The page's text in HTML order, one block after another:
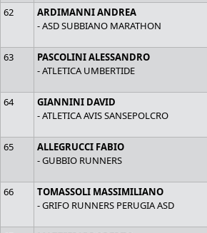
62
ARDIMANNI ANDREA
- ASD SUBBIANO MARATHON
63
PASCOLINI ALESSANDRO
- ATLETICA UMBERTIDE
64
GIANNINI DAVID
- ATLETICA AVIS SANSEPOLCRO
65
ALLEGRUCCI FABIO
- GUBBIO RUNNERS
66
TOMASSOLI MASSIMILIANO
- GRIFO RUNNERS PERUGIA ASD